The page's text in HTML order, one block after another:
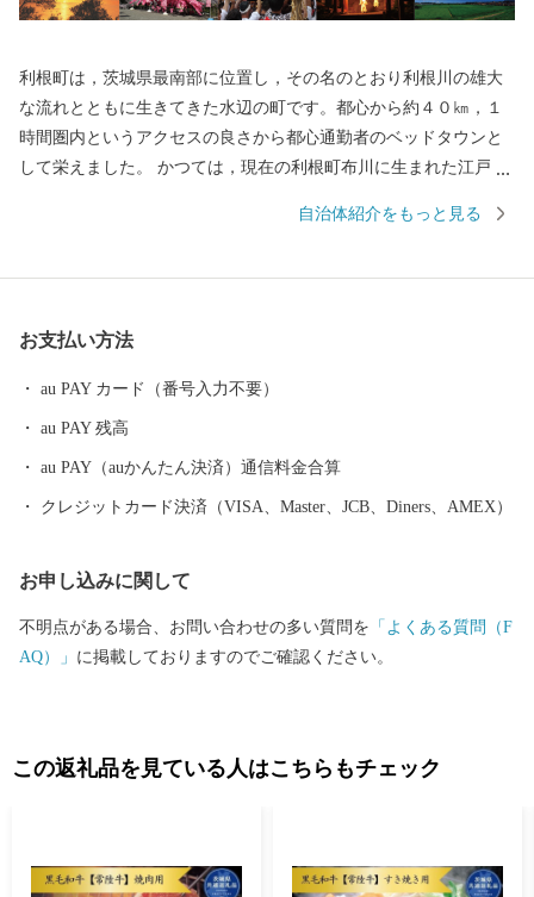
利根町は，茨城県最南部に位置し，その名のとおり利根川の雄大
な流れとともに生きてきた水辺の町です。都心から約４０㎞，１
時間圏内というアクセスの良さから都心通勤者のベッドタウンと
して栄えました。 かつては，現在の利根町布川に生まれた江戸末
を描いた『利根川図志』を，ここ利根町で完成させたほか，日本
には，小林一茶直筆の句が彫られた石碑などが残されています。
町内には，利根川堤防上に，全長850ｍに渡って整備され，春には
の古代ハスの花が咲き誇ります。そして，秋には水田の稲穂が一
面黄金色に実り，冬の早朝の利根川は幻想的な風景を見せてくれ
るなど，四季折々で移り変わる自然風景が町を彩ります。 ほかに
神社仏閣など，歴史的に貴重な史跡や文化財などが多数あるほ
か，利根川土手沿いあるアットホームな乗馬クラブで，利根川土
手や田園風景など美しいロケーションの中，乗馬体験を楽しむこ
00～18:00） FAX：050-3488-0889 E-mail：tone@furusato-bpo.com
自治体紹介をもっと見る
お支払い方法
au PAY カード（番号入力不要）
au PAY 残高
au PAY（auかんたん決済）通信料金合算
クレジットカード決済（VISA、Master、JCB、Diners、AMEX）
お申し込みに関して
不明点がある場合、お問い合わせの多い質問を 「よくある質問（F
AQ）」 に掲載しておりますのでご確認ください。
この返礼品を見ている人はこちらもチェック